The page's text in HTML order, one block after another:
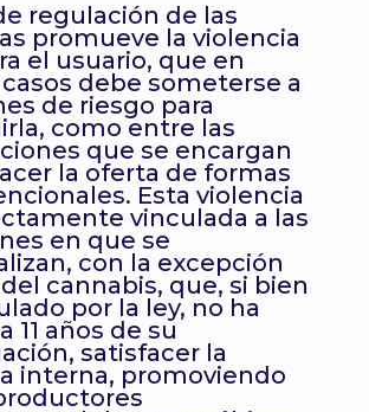
regulación de las
promueve la violencia
el usuario, que en
debe someterse a
de riesgo para
como entre las
que se encargan
la oferta de formas
Esta violencia
vinculada a las
en que se
con la excepción
cannabis, que, si bien
por la ley, no ha
11 años de su
satisfacer la
interna, promoviendo